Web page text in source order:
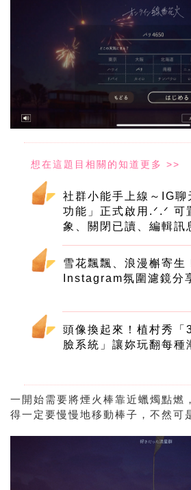
社群小能手上線～IG聊
功能」正式啟用.ᐟ‪.ᐟ 可
象、關閉已讀、編輯訊
雪花飄飄、浪漫槲寄生
Instagram氛圍濾鏡分
頭像換起來！植村秀「
臉系統」讓妳玩翻每
一開始需要將煙火棒靠近蠟燭點燃
得一定要慢慢地移動棒子，不然可